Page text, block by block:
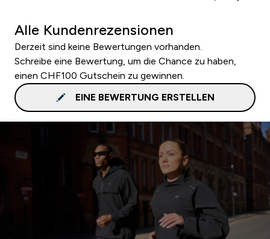
Alle Kundenrezensionen
Derzeit sind keine Bewertungen vorhanden.
Schreibe eine Bewertung, um die Chance zu haben,
einen CHF100 Gutschein zu gewinnen.
EINE BEWERTUNG ERSTELLEN